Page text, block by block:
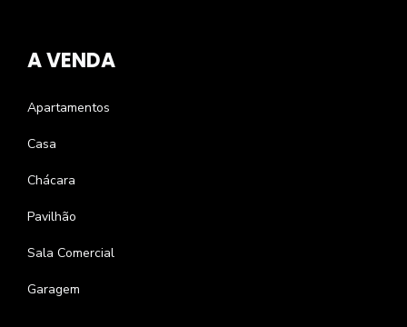
A VENDA
Apartamentos
Casa
Chácara
Pavilhão
Sala Comercial
Garagem